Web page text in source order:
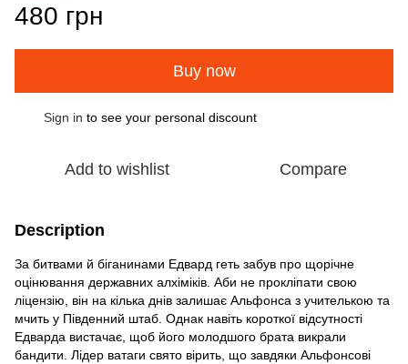
480 грн
Buy now
Sign in to see your personal discount
Add to wishlist Compare
Description
За битвами й біганинами Едвард геть забув про щорічне
оцінювання державних алхіміків. Аби не прокліпати свою
ліцензію, він на кілька днів залишає Альфонса з учителькою та
мчить у Південний штаб. Однак навіть короткої відсутності
Едварда вистачає, щоб його молодшого брата викрали
бандити. Лідер ватаги свято вірить, що завдяки Альфонсові